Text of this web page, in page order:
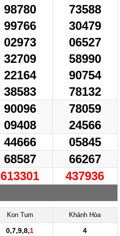
98780
99766
02973
32709
22164
38583
73588
30479
06527
58990
90754
78132
90096
09408
78059
24566
44666 05845
68587 66267
613301 437936
Kon Tum Khánh Hòa
0,7,9,8,1
4